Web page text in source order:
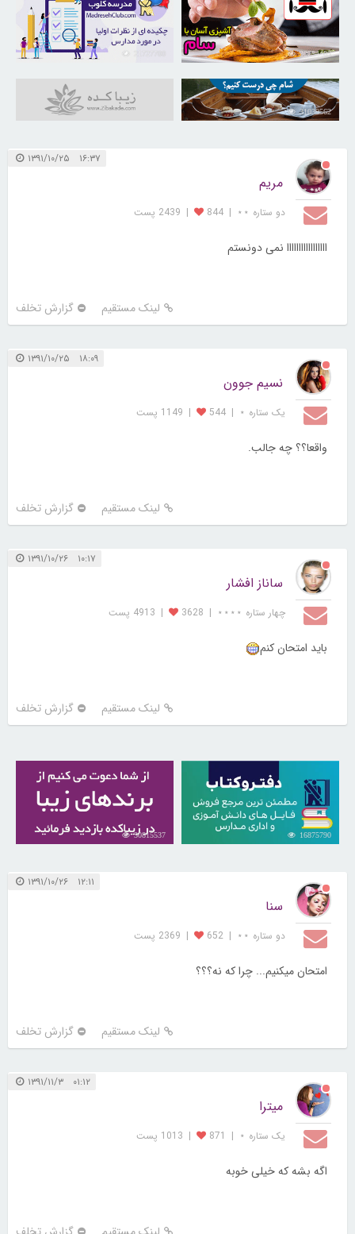
30254405
31039562
۱۶:۳۷ ۱۳۹۱/۱۰/۲۵
مریم
دو ستاره ⋆⋆ |
844
| 2439 پست
ااااااااااااااااا نمی دونستم
لینک مستقیم گزارش تخلف
۱۸:۰۹ ۱۳۹۱/۱۰/۲۵
نسیم جوون
یک ستاره ⋆ |
544
| 1149 پست
واقعا؟؟ چه جالب.
لینک مستقیم گزارش تخلف
۱۰:۱۷ ۱۳۹۱/۱۰/۲۶
ساناز افشار
چهار ستاره ⋆⋆⋆⋆ |
3628
| 4913 پست
باید امتحان کنم
لینک مستقیم گزارش تخلف
16875790
30815537
۱۲:۱۱ ۱۳۹۱/۱۰/۲۶
سنا
دو ستاره ⋆⋆ |
652
| 2369 پست
امتحان میکنیم... چرا که نه؟؟؟
لینک مستقیم گزارش تخلف
۰۱:۱۲ ۱۳۹۱/۱۱/۳
میترا
یک ستاره ⋆ |
871
| 1013 پست
اگه بشه که خیلی خوبه